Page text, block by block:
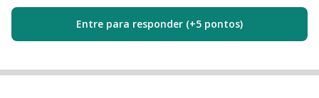
Entre para responder (+5 pontos)